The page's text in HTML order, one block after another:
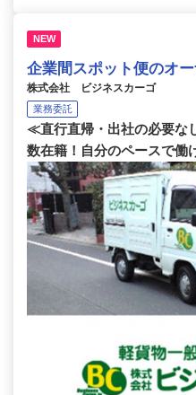
NEW
企業間スポット便のオ
株式会社 ビジネスカーゴ
業務委託
≪直行直帰・出社の必要な
数在籍！自分のペースで働